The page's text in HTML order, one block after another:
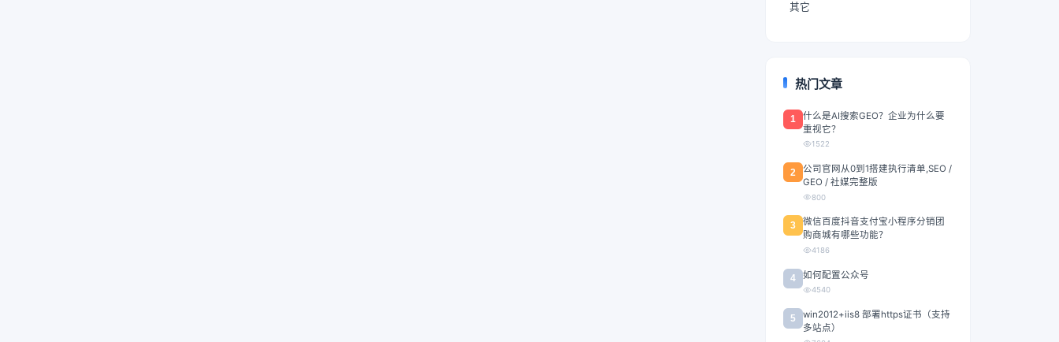
其它
热门文章
1
什么是AI搜索GEO？企业为什么要
重视它？
1522
2
公司官网从0到1搭建执行清单,SEO /
GEO / 社媒完整版
800
3
微信百度抖音支付宝小程序分销团
购商城有哪些功能？
4186
4 如何配置公众号
4540
5
win2012+iis8 部署https证书（支持
多站点）